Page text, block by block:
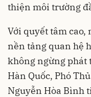
thiện môi trường
Với quyết tâm cao,
nền tảng quan hệ
không ngừng phát
Hàn Quốc, Phó
Nguyễn Hòa Bình